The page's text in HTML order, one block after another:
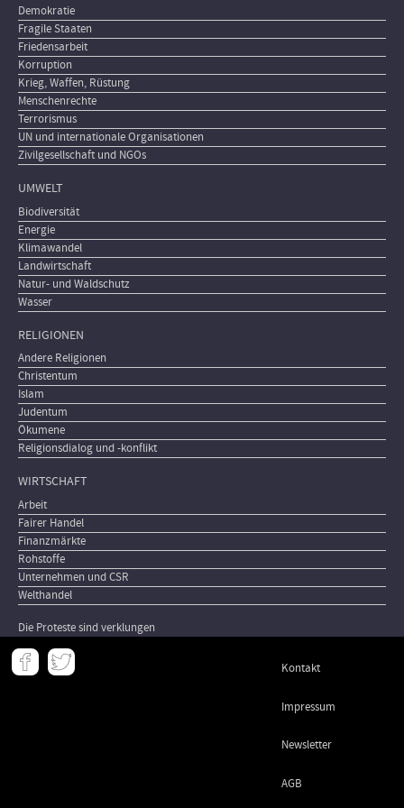
Demokratie
Fragile Staaten
Friedensarbeit
Korruption
Krieg, Waffen, Rüstung
Menschenrechte
Terrorismus
UN und internationale Organisationen
Zivilgesellschaft und NGOs
UMWELT
Biodiversität
Energie
Klimawandel
Landwirtschaft
Natur- und Waldschutz
Wasser
RELIGIONEN
Andere Religionen
Christentum
Islam
Judentum
Ökumene
Religionsdialog und -konflikt
WIRTSCHAFT
Arbeit
Fairer Handel
Finanzmärkte
Rohstoffe
Unternehmen und CSR
Welthandel
Die Proteste sind verklungen
Meta
- Kontakt
Impressum
Newsletter
AGB